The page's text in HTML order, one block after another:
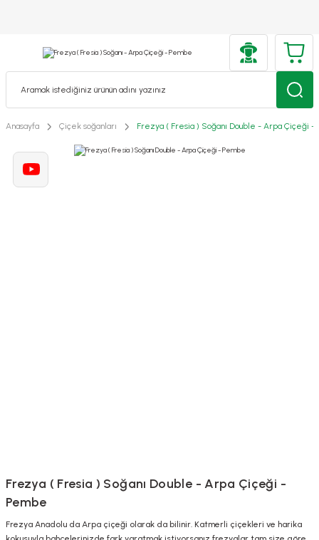
Anasayfa Çiçek soğanları Frezya ( Fresia ) Soğanı Double - Arpa Çiçeği -
Frezya ( Fresia ) Soğanı Double - Arpa Çiçeği -
Pembe
Frezya Anadolu da Arpa çiçeği olarak da bilinir. Katmerli çiçekleri ve harika